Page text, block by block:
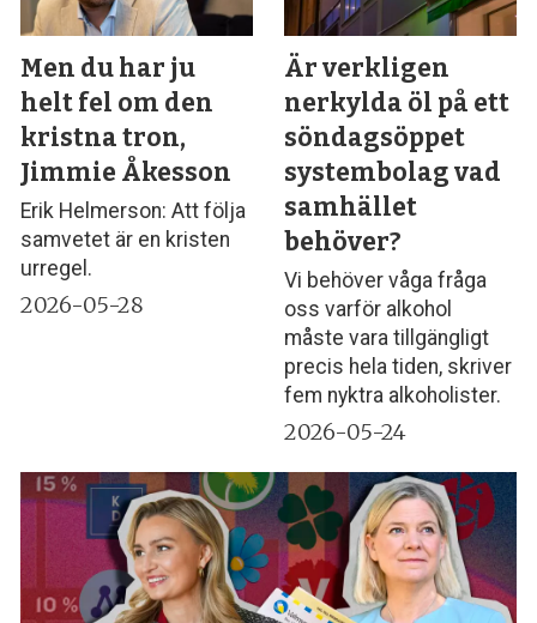
Men du har ju
helt fel om den
kristna tron,
Jimmie Åkesson
Erik Helmerson: Att följa
samvetet är en kristen
urregel.
2026-05-28
Är verkligen
nerkylda öl på ett
söndagsöppet
systembolag vad
samhället
behöver?
Vi behöver våga fråga
oss varför alkohol
måste vara tillgängligt
precis hela tiden, skriver
fem nyktra alkoholister.
2026-05-24